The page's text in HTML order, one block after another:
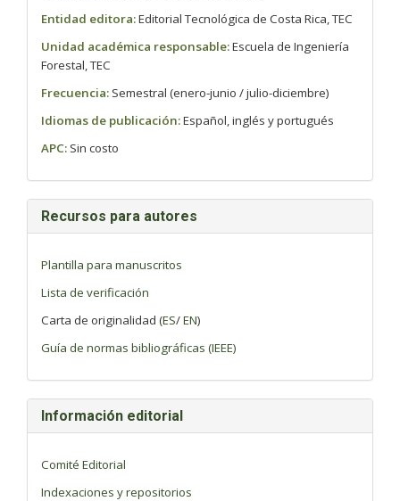
Entidad editora:Editorial Tecnológica de Costa Rica, TEC
Unidad académica responsable:Escuela de Ingeniería
Forestal, TEC
Frecuencia: Semestral (enero-junio / julio-diciembre)
Idiomas de publicación:Español, inglés y portugués
APC: Sin costo
Recursos para autores
Plantilla para manuscritos
Lista de verificación
Carta de originalidad (ES/EN)
Guía de normas bibliográficas (IEEE)
Información editorial
Comité Editorial
Indexaciones y repositorios